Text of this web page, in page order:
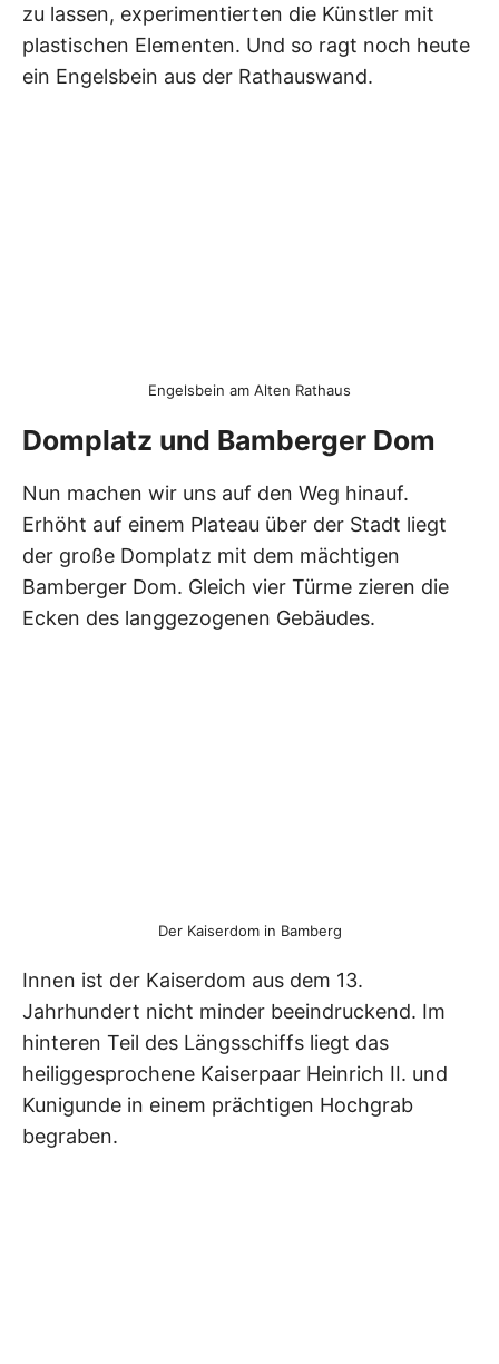
zu lassen, experimentierten die Künstler mit
plastischen Elementen. Und so ragt noch heute
ein Engelsbein aus der Rathauswand.
Engelsbein am Alten Rathaus
Domplatz und Bamberger Dom
Nun machen wir uns auf den Weg hinauf.
Erhöht auf einem Plateau über der Stadt liegt
der große Domplatz mit dem mächtigen
Bamberger Dom. Gleich vier Türme zieren die
Ecken des langgezogenen Gebäudes.
Der Kaiserdom in Bamberg
Innen ist der Kaiserdom aus dem 13.
Jahrhundert nicht minder beeindruckend. Im
hinteren Teil des Längsschiffs liegt das
heiliggesprochene Kaiserpaar Heinrich II. und
Kunigunde in einem prächtigen Hochgrab
begraben.